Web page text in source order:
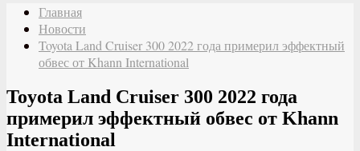
Главная
Новости
Toyota Land Cruiser 300 2022 года примерил эффектный
обвес от Khann International
Toyota Land Cruiser 300 2022 года
примерил эффектный обвес от Khann
International